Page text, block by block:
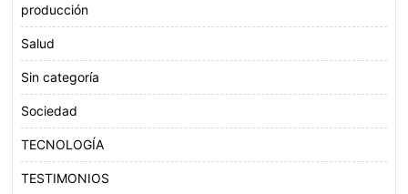
producción
Salud
Sin categoría
Sociedad
TECNOLOGÍA
TESTIMONIOS